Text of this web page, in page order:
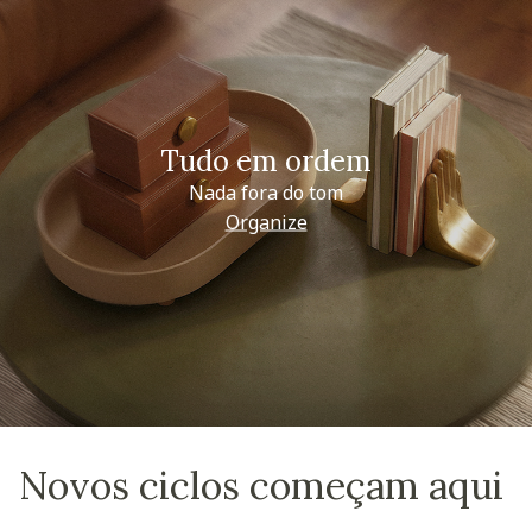
Tudo em ordem
Nada fora do tom
Organize
Novos ciclos começam aqui